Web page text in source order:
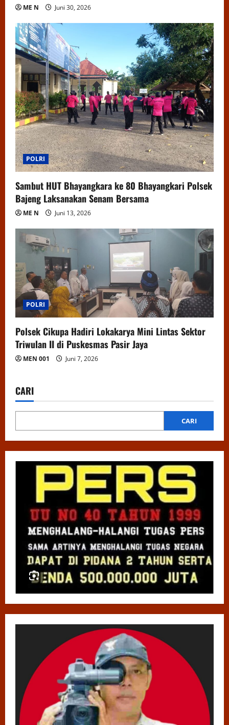
ME N Juni 30, 2026
POLRI
Sambut HUT Bhayangkara ke 80 Bhayangkari Polsek
Bajeng Laksanakan Senam Bersama
ME N Juni 13, 2026
POLRI
Polsek Cikupa Hadiri Lokakarya Mini Lintas Sektor
Triwulan II di Puskesmas Pasir Jaya
MEN 001 Juni 7, 2026
CARI
CARI